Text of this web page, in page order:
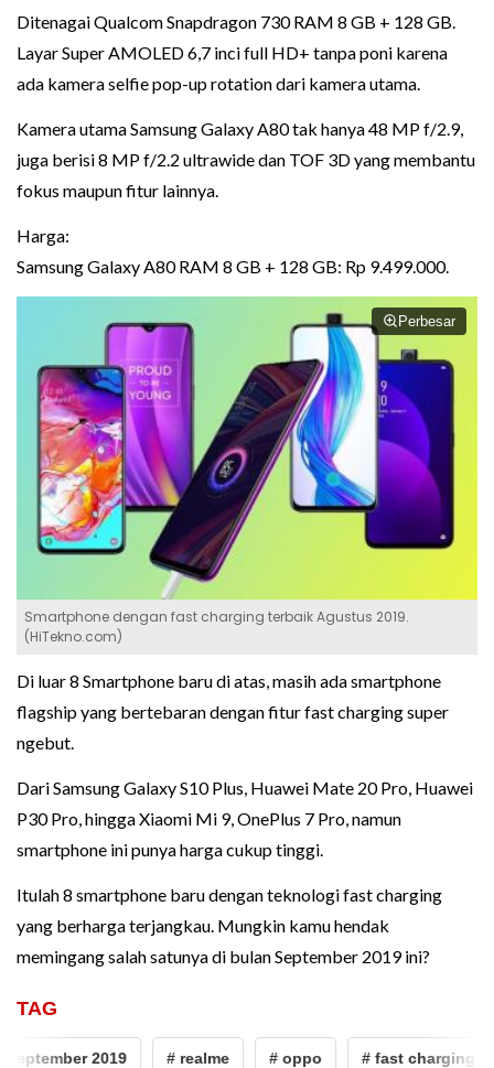
Ditenagai Qualcom Snapdragon 730 RAM 8 GB + 128 GB.
Layar Super AMOLED 6,7 inci full HD+ tanpa poni karena
ada kamera selfie pop-up rotation dari kamera utama.
Kamera utama Samsung Galaxy A80 tak hanya 48 MP f/2.9,
juga berisi 8 MP f/2.2 ultrawide dan TOF 3D yang membantu
fokus maupun fitur lainnya.
Harga:
Samsung Galaxy A80 RAM 8 GB + 128 GB: Rp 9.499.000.
Perbesar
Smartphone dengan fast charging terbaik Agustus 2019.
(HiTekno.com)
Di luar 8 Smartphone baru di atas, masih ada smartphone
flagship yang bertebaran dengan fitur fast charging super
ngebut.
Dari Samsung Galaxy S10 Plus, Huawei Mate 20 Pro, Huawei
P30 Pro, hingga Xiaomi Mi 9, OnePlus 7 Pro, namun
smartphone ini punya harga cukup tinggi.
Itulah 8 smartphone baru dengan teknologi fast charging
yang berharga terjangkau. Mungkin kamu hendak
memingang salah satunya di bulan September 2019 ini?
TAG
2019 # realme # oppo # fast charging